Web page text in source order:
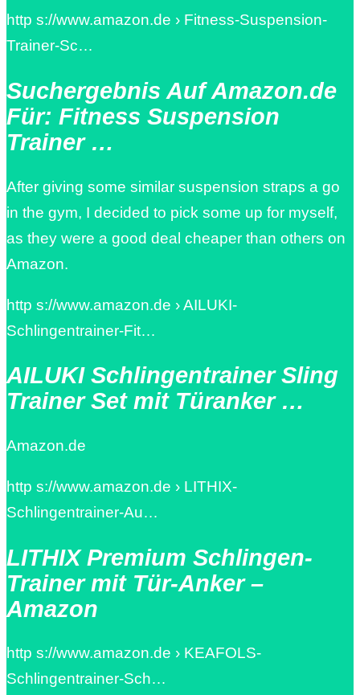
http s://www.amazon.de › Fitness-Suspension-
Trainer-Sc…
Suchergebnis Auf Amazon.de
Für: Fitness Suspension
Trainer …
After giving some similar suspension straps a go
in the gym, I decided to pick some up for myself,
as they were a good deal cheaper than others on
Amazon.
http s://www.amazon.de › AILUKI-
Schlingentrainer-Fit…
AILUKI Schlingentrainer Sling
Trainer Set mit Türanker …
Amazon.de
http s://www.amazon.de › LITHIX-
Schlingentrainer-Au…
LITHIX Premium Schlingen-
Trainer mit Tür-Anker –
Amazon
http s://www.amazon.de › KEAFOLS-
Schlingentrainer-Sch…